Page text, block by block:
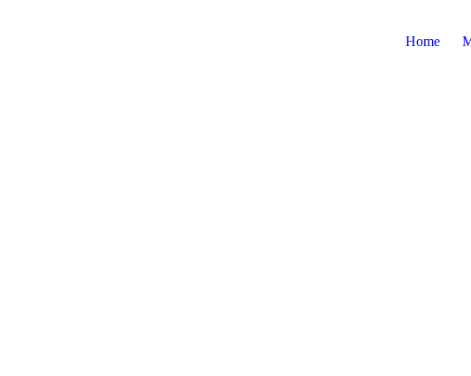
Home